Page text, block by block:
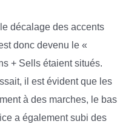
décalage des accents
donc devenu le «
+ Sells étaient situés.
il est évident que les
à des marches, le bas
a également subi des